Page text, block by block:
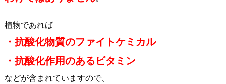
植物であれば
・抗酸化物質のファイトケミカル
・抗酸化作用のあるビタミン
などが含まれていますので、